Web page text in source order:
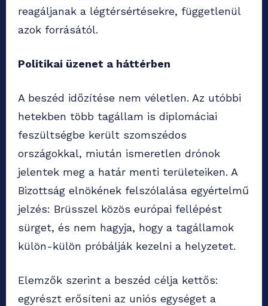
reagáljanak a légtérsértésekre, függetlenül
azok forrásától.
Politikai üzenet a háttérben
A beszéd időzítése nem véletlen. Az utóbbi
hetekben több tagállam is diplomáciai
feszültségbe került szomszédos
országokkal, miután ismeretlen drónok
jelentek meg a határ menti területeiken. A
Bizottság elnökének felszólalása egyértelmű
jelzés: Brüsszel közös európai fellépést
sürget, és nem hagyja, hogy a tagállamok
külön-külön próbálják kezelni a helyzetet.
Elemzők szerint a beszéd célja kettős:
egyrészt erősíteni az uniós egységet a